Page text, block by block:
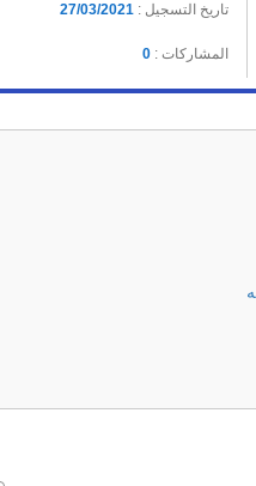
تاريخ التسجيل : 27/03/2021
المشاركات : 0